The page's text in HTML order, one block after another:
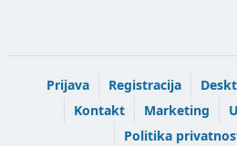
Prijava Registracija
Kontakt
Marketing
Politika